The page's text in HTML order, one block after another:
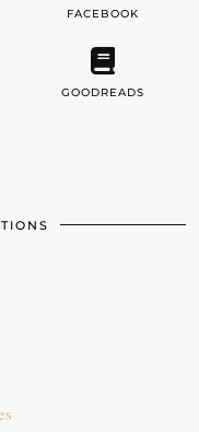
FACEBOOK
GOODREADS